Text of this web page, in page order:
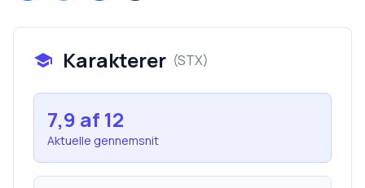
Karakterer (STX)
7,9 af 12
Aktuelle gennemsnit